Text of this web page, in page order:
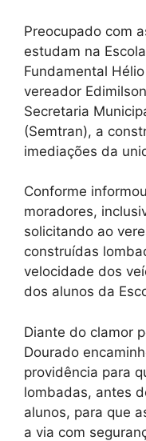
Preocupado com
estudam na
Fundamental
vereador
Secretaria
(Semtran), a
imediações da
Conforme
moradores,
solicitando ao
construídas
velocidade dos
dos alunos da
Diante do clamor
Dourado
providência para
lombadas, antes
alunos, para que
a via com